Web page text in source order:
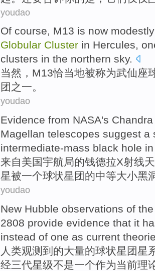
youdao
Of course, M13 is now
Globular Cluster in Hercules,
clusters in the northern sky.
当然 ， M13恰当地被称为武仙座
团之一。
youdao
Evidence from NASA's Chandra
Magellan telescopes suggest a
intermediate-mass black hole
来自美国宇航局的钱德拉X射线
星被一个球状星团的中等大小黑
youdao
New Hubble observations of
2808 provide evidence that it
instead of one as current
人类观测到 的大量的球状星团星
经三代星级不是一个作为当前理